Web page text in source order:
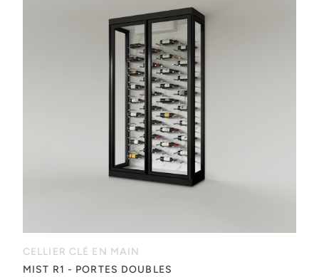
CELLIER CLÉ EN MAIN
MIST R1 - PORTES DOUBLES